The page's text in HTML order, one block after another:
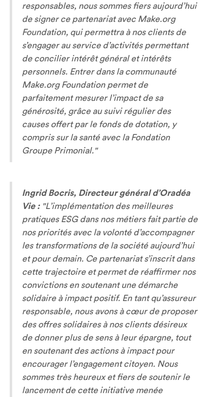
responsables, nous sommes fiers aujourd’hui
de signer ce partenariat avec Make.org
Foundation, qui permettra à nos clients de
s’engager au service d’activités permettant
de concilier intérêt général et intérêts
personnels. Entrer dans la communauté
Make.org Foundation permet de
parfaitement mesurer l’impact de sa
générosité, grâce au suivi régulier des
causes offert par le fonds de dotation, y
compris sur la santé avec la Fondation
Groupe Primonial."
Ingrid Bocris, Directeur général d’Oradéa
Vie : "L’implémentation des meilleures
pratiques ESG dans nos métiers fait partie de
nos priorités avec la volonté d’accompagner
les transformations de la société aujourd’hui
et pour demain. Ce partenariat s’inscrit dans
cette trajectoire et permet de réaffirmer nos
convictions en soutenant une démarche
solidaire à impact positif. En tant qu’assureur
responsable, nous avons à cœur de proposer
des offres solidaires à nos clients désireux
de donner plus de sens à leur épargne, tout
en soutenant des actions à impact pour
encourager l’engagement citoyen. Nous
sommes très heureux et fiers de soutenir le
lancement de cette initiative menée